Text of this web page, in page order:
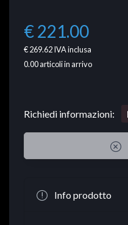
€ 221.00
€ 269.62IVA inclusa
0.00articoli in arrivo
Richiedi informazioni:
Info prodotto